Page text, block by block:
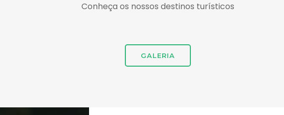
Conheça os nossos destinos turísticos
GALERIA